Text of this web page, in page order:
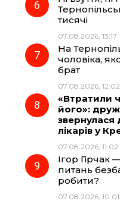
тисячі
07.08.2026, 13:17
На
чоловіка,
брат
07.08.2026, 12:02
«Втратили
його»:
звернулася
лікарів у
07.08.2026, 11:02
Ігор
питань
робити?
07.08.2026, 10:01